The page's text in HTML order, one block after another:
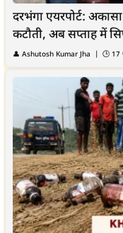
दरभंगा एयरपोर्ट:
कटौती, अब सप्ताह में
👤 Ashutosh Kumar Jha | 🕒 17